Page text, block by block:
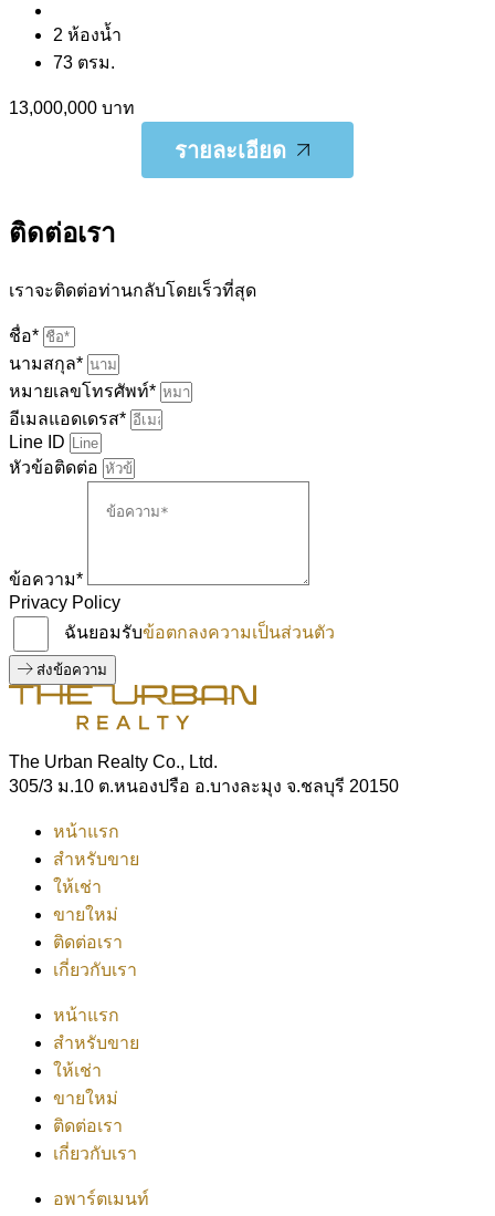
2 ห้องน้ำ
73 ตรม.
13,000,000 บาท
รายละเอียด
ติดต่อเรา
เราจะติดต่อท่านกลับโดยเร็วที่สุด
ชื่อ*
นามสกุล*
หมายเลขโทรศัพท์*
อีเมลแอดเดรส*
Line ID
หัวข้อติดต่อ
ข้อความ*
Privacy Policy
ฉันยอมรับข้อตกลงความเป็นส่วนตัว
ส่งข้อความ
The Urban Realty Co., Ltd.
305/3 ม.10 ต.หนองปรือ อ.บางละมุง จ.ชลบุรี 20150
หน้าแรก
สำหรับขาย
ให้เช่า
ขายใหม่
ติดต่อเรา
เกี่ยวกับเรา
หน้าแรก
สำหรับขาย
ให้เช่า
ขายใหม่
ติดต่อเรา
เกี่ยวกับเรา
อพาร์ตเมนท์